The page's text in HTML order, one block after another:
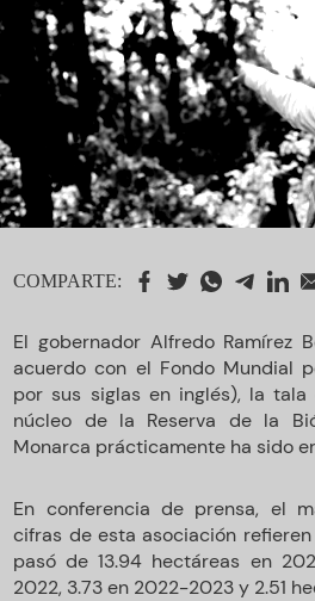
COMPARTE:
El gobernador Alfredo Ramírez
acuerdo con el Fondo Mundial
por sus siglas en inglés), la
núcleo de la Reserva de la
Monarca prácticamente ha sido
En conferencia de prensa, el
cifras de esta asociación
pasó de 13.94 hectáreas en
2022, 3.73 en 2022-2023 y 2.51